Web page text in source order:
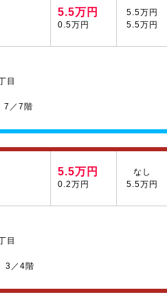
5.5万円
0.5万円
5.5万円
5.5万円
目
7／7階
5.5万円
0.2万円
なし
5.5万円
目
3／4階